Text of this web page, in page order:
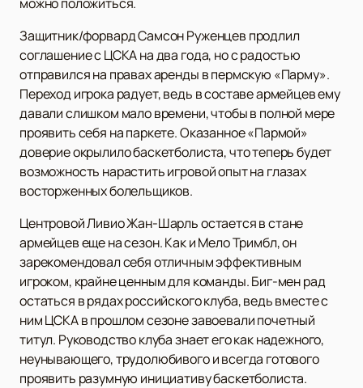
Защитник/форвард Самсон Руженцев продлил
соглашение с ЦСКА на два года, но с радостью
отправился на правах аренды в пермскую «Парму».
Переход игрока радует, ведь в составе армейцев ему
давали слишком мало времени, чтобы в полной мере
проявить себя на паркете. Оказанное «Пармой»
доверие окрылило баскетболиста, что теперь будет
возможность нарастить игровой опыт на глазах
восторженных болельщиков.
Центровой Ливио Жан-Шарль остается в стане
армейцев еще на сезон. Как и Мело Тримбл, он
зарекомендовал себя отличным эффективным
игроком, крайне ценным для команды. Биг-мен рад
остаться в рядах российского клуба, ведь вместе с
ним ЦСКА в прошлом сезоне завоевали почетный
титул. Руководство клуба знает его как надежного,
неунывающего, трудолюбивого и всегда готового
проявить разумную инициативу баскетболиста.